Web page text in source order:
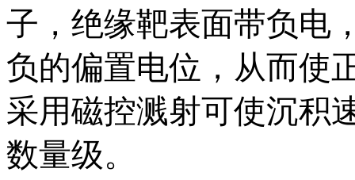
子，绝缘靶表面带负电
负的偏置电位，从而使
采用磁控溅射可使沉积
数量级。